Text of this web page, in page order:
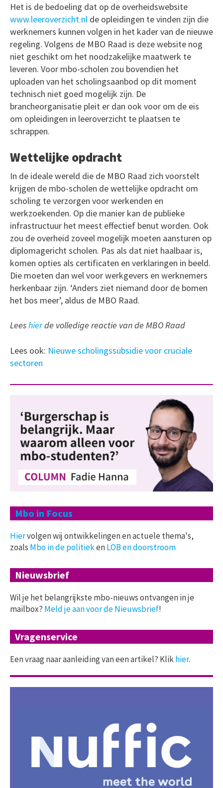
Het is de bedoeling dat op de overheidswebsite
www.leeroverzicht.nl de opleidingen te vinden zijn die
werknemers kunnen volgen in het kader van de nieuwe
regeling. Volgens de MBO Raad is deze website nog
niet geschikt om het noodzakelijke maatwerk te
leveren. Voor mbo-scholen zou bovendien het
uploaden van het scholingsaanbod op dit moment
technisch niet goed mogelijk zijn. De
brancheorganisatie pleit er dan ook voor om de eis
om opleidingen in leeroverzicht te plaatsen te
schrappen.
Wettelijke opdracht
In de ideale wereld die de MBO Raad zich voorstelt
krijgen de mbo-scholen de wettelijke opdracht om
scholing te verzorgen voor werkenden en
werkzoekenden. Op die manier kan de publieke
infrastructuur het meest effectief benut worden. Ook
zou de overheid zoveel mogelijk moeten aansturen op
diplomagericht scholen. Pas als dat niet haalbaar is,
komen opties als certificaten en verklaringen in beeld.
Die moeten dan wel voor werkgevers en werknemers
herkenbaar zijn. ‘Anders ziet niemand door de bomen
het bos meer’, aldus de MBO Raad.
Leeshierde volledige reactie van de MBO Raad
Lees ook: Nieuwe scholingssubsidie voor cruciale
sectoren
Mbo in Focus
Hiervolgen wij ontwikkelingen en actuele thema's,
zoals Mbo in de politiekenLOB en doorstroom
Nieuwsbrief
Wil je het belangrijkste mbo-nieuws ontvangen in je
mailbox? Meld je aan voor de Nieuwsbrief!
Vragenservice
Een vraag naar aanleiding van een artikel? Klikhier.